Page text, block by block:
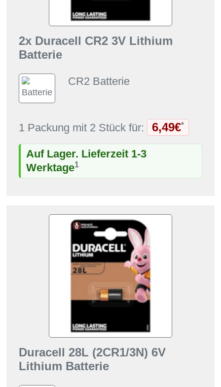
2x Duracell CR2 3V Lithium
Batterie
CR2 Batterie
1 Packung mit 2 Stück für: 6,49€*
Auf Lager. Lieferzeit 1-3
Werktage1
Duracell 28L (2CR1/3N) 6V
Lithium Batterie